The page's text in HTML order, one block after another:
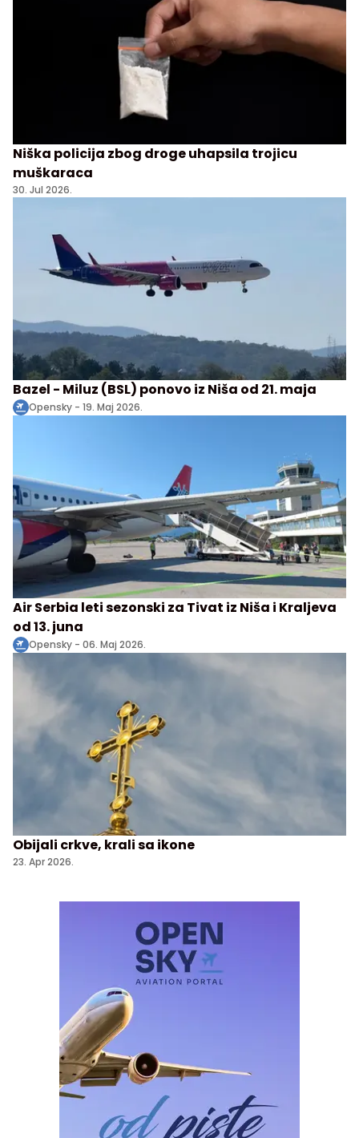
Niška policija zbog droge uhapsila trojicu
muškaraca
30. Jul 2026.
Bazel - Miluz (BSL) ponovo iz Niša od 21. maja
Opensky - 19. Maj 2026.
Air Serbia leti sezonski za Tivat iz Niša i Kraljeva
od 13. juna
Opensky - 06. Maj 2026.
Obijali crkve, krali sa ikone
23. Apr 2026.